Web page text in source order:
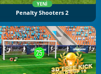
YENI
Penalty Shooters 2